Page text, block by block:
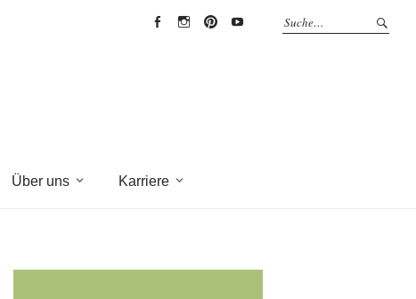
Über uns Karriere